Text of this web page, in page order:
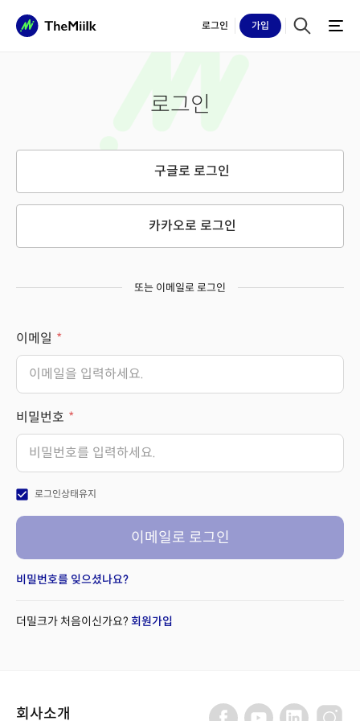
로그인 가입
로그인
구글로 로그인
카카오로 로그인
또는 이메일로 로그인
이메일
비밀번호
check_box 로그인상태유지
이메일로 로그인
비밀번호를 잊으셨나요?
더밀크가 처음이신가요? 회원가입
회사소개